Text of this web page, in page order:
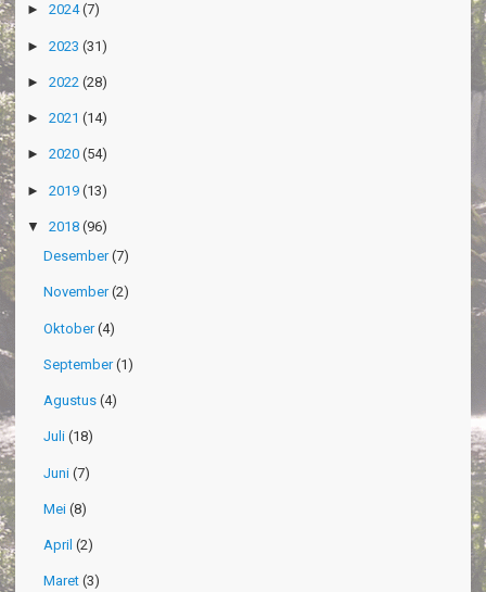
► 2024(7)
► 2023 (31)
► 2022 (28)
► 2021 (14)
► 2020 (54)
► 2019 (13)
▼ 2018 (96)
Desember(7)
November(2)
Oktober(4)
September(1)
Agustus (4)
Juli (18)
Juni (7)
Mei (8)
April (2)
Maret (3)